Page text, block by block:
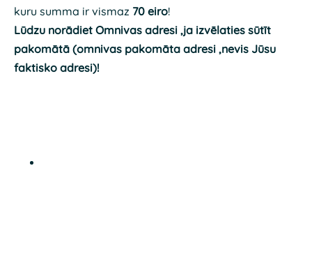
kuru summa ir vismaz 70 eiro!
Lūdzu norādiet Omnivas adresi ,ja izvēlaties sūtīt
pakomātā (omnivas pakomāta adresi ,nevis Jūsu
faktisko adresi)!